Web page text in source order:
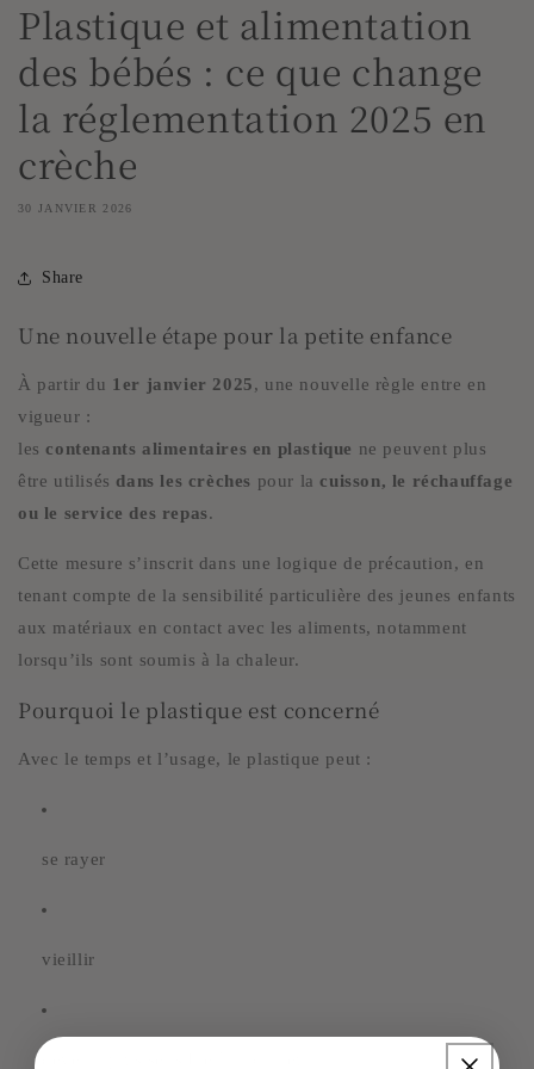
Plastique et alimentation
des bébés : ce que change
la réglementation 2025 en
crèche
30 JANVIER 2026
Share
Une nouvelle étape pour la petite enfance
À partir du 1er janvier 2025, une nouvelle règle entre en
vigueur :
lescontenants alimentaires en plastique ne peuvent plus
être utilisés dans les crèches pour lacuisson, le réchauffage
ou le service des repas.
Cette mesure s’inscrit dans une logique de précaution, en
tenant compte de la sensibilité particulière des jeunes enfants
aux matériaux en contact avec les aliments, notamment
lorsqu’ils sont soumis à la chaleur.
Pourquoi le plastique est concerné
Avec le temps et l’usage, le plastique peut :
se rayer
vieillir